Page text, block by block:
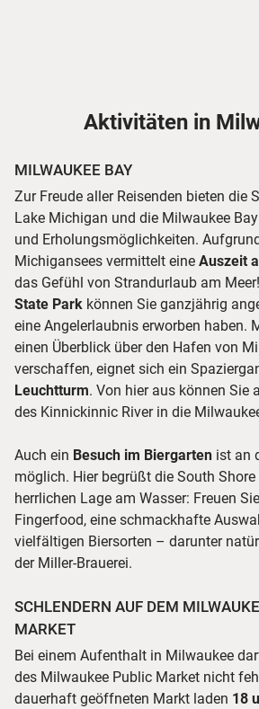
Aktivitäten in
MILWAUKEE BAY
Zur Freude aller Reisenden bieten die
Lake Michigan und die Milwaukee
und Erholungsmöglichkeiten.
Michigansees vermittelt eine Auszeit
das Gefühl von Strandurlaub am
State Park können Sie ganzjährig
eine Angelerlaubnis erworben haben.
einen Überblick über den Hafen von
verschaffen, eignet sich ein
Leuchtturm. Von hier aus können Sie
des Kinnickinnic River in die
Auch ein Besuch im Biergarten ist an
möglich. Hier begrüßt die South
herrlichen Lage am Wasser: Freuen
Fingerfood, eine schmackhafte
vielfältigen Biersorten – darunter
der Miller-Brauerei.
SCHLENDERN AUF DEM
MARKET
Bei einem Aufenthalt in Milwaukee
des Milwaukee Public Market nicht
dauerhaft geöffneten Markt laden 18